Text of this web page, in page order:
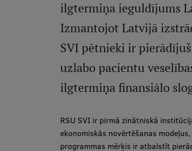
ilgtermiņa ieguldījums
Izmantojot Latvijā
SVI pētnieki ir
uzlabo pacientu
ilgtermiņa finansiālo
RSU SVI ir pirmā zinātniskā
ekonomiskās novērtēšanas
programmas mērķis ir atbalstīt